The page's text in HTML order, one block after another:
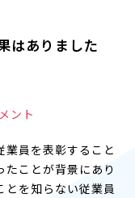
はありました
ント
員を表彰すること
ことが背景にあり
とを知らない従業員